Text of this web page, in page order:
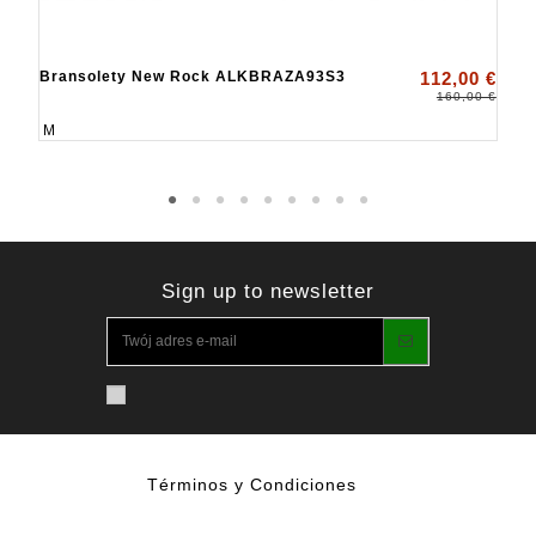
Bransolety New Rock ALKBRAZA93S3 112,00 €
160,00 €
M
Sign up to newsletter
Términos y Condiciones